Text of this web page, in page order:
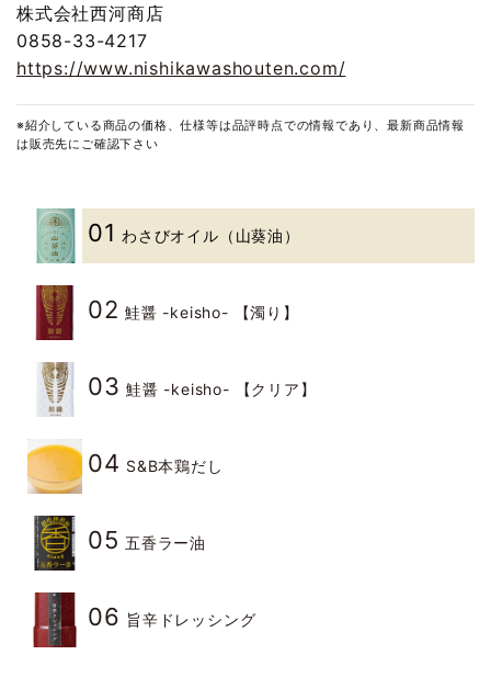
株式会社西河商店
0858-33-4217
https://www.nishikawashouten.com/
※紹介している商品の価格、仕様等は品評時点での情報であり、最新商品情報
は販売先にご確認下さい
01 わさびオイル（山葵油）
02 鮭醤 -keisho- 【濁り】
03 鮭醤 -keisho- 【クリア】
04 S&B本鶏だし
05 五香ラー油
06 旨辛ドレッシング